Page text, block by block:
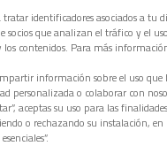
tratar identificadores asociados a
socios que analizan el tráfico y el
los contenidos. Para más
información sobre el uso que
personalizada o colaborar con
aceptas su uso para las
o rechazando su instalación, en